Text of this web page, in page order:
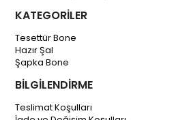
KATEGORİLER
Tesettür Bone
Hazır Şal
Şapka Bone
BİLGİLENDİRME
Teslimat Koşulları